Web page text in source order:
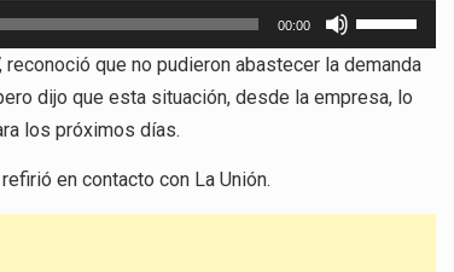
00:00
las
teclas
de
que no pudieron abastecer la demanda
dijo que esta situación, desde la empresa, lo
los próximos días.
en contacto con La Unión.